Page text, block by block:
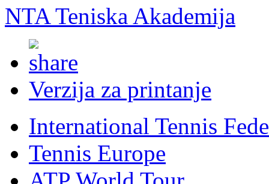
NTA Teniska Akademija
Verzija za printanje
International Tennis
Tennis Europe